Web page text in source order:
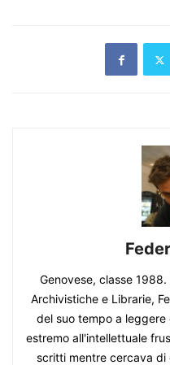
Genovese, classe
Archivistiche e Librarie,
del suo tempo a
estremo all'intellettuale
scritti mentre cercava